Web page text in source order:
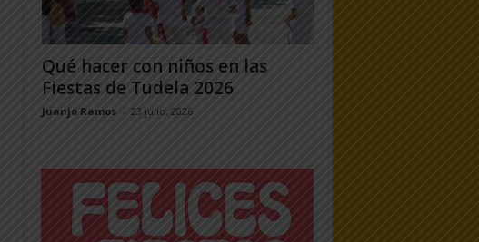
Qué hacer con niños en las
Fiestas de Tudela 2026
Juanjo Ramos - 23 julio, 2026